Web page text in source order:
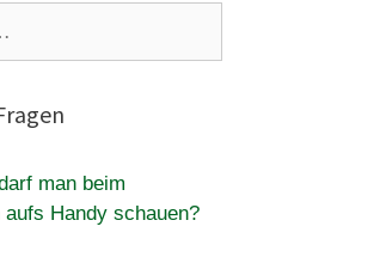
man beim
aufs Handy schauen?